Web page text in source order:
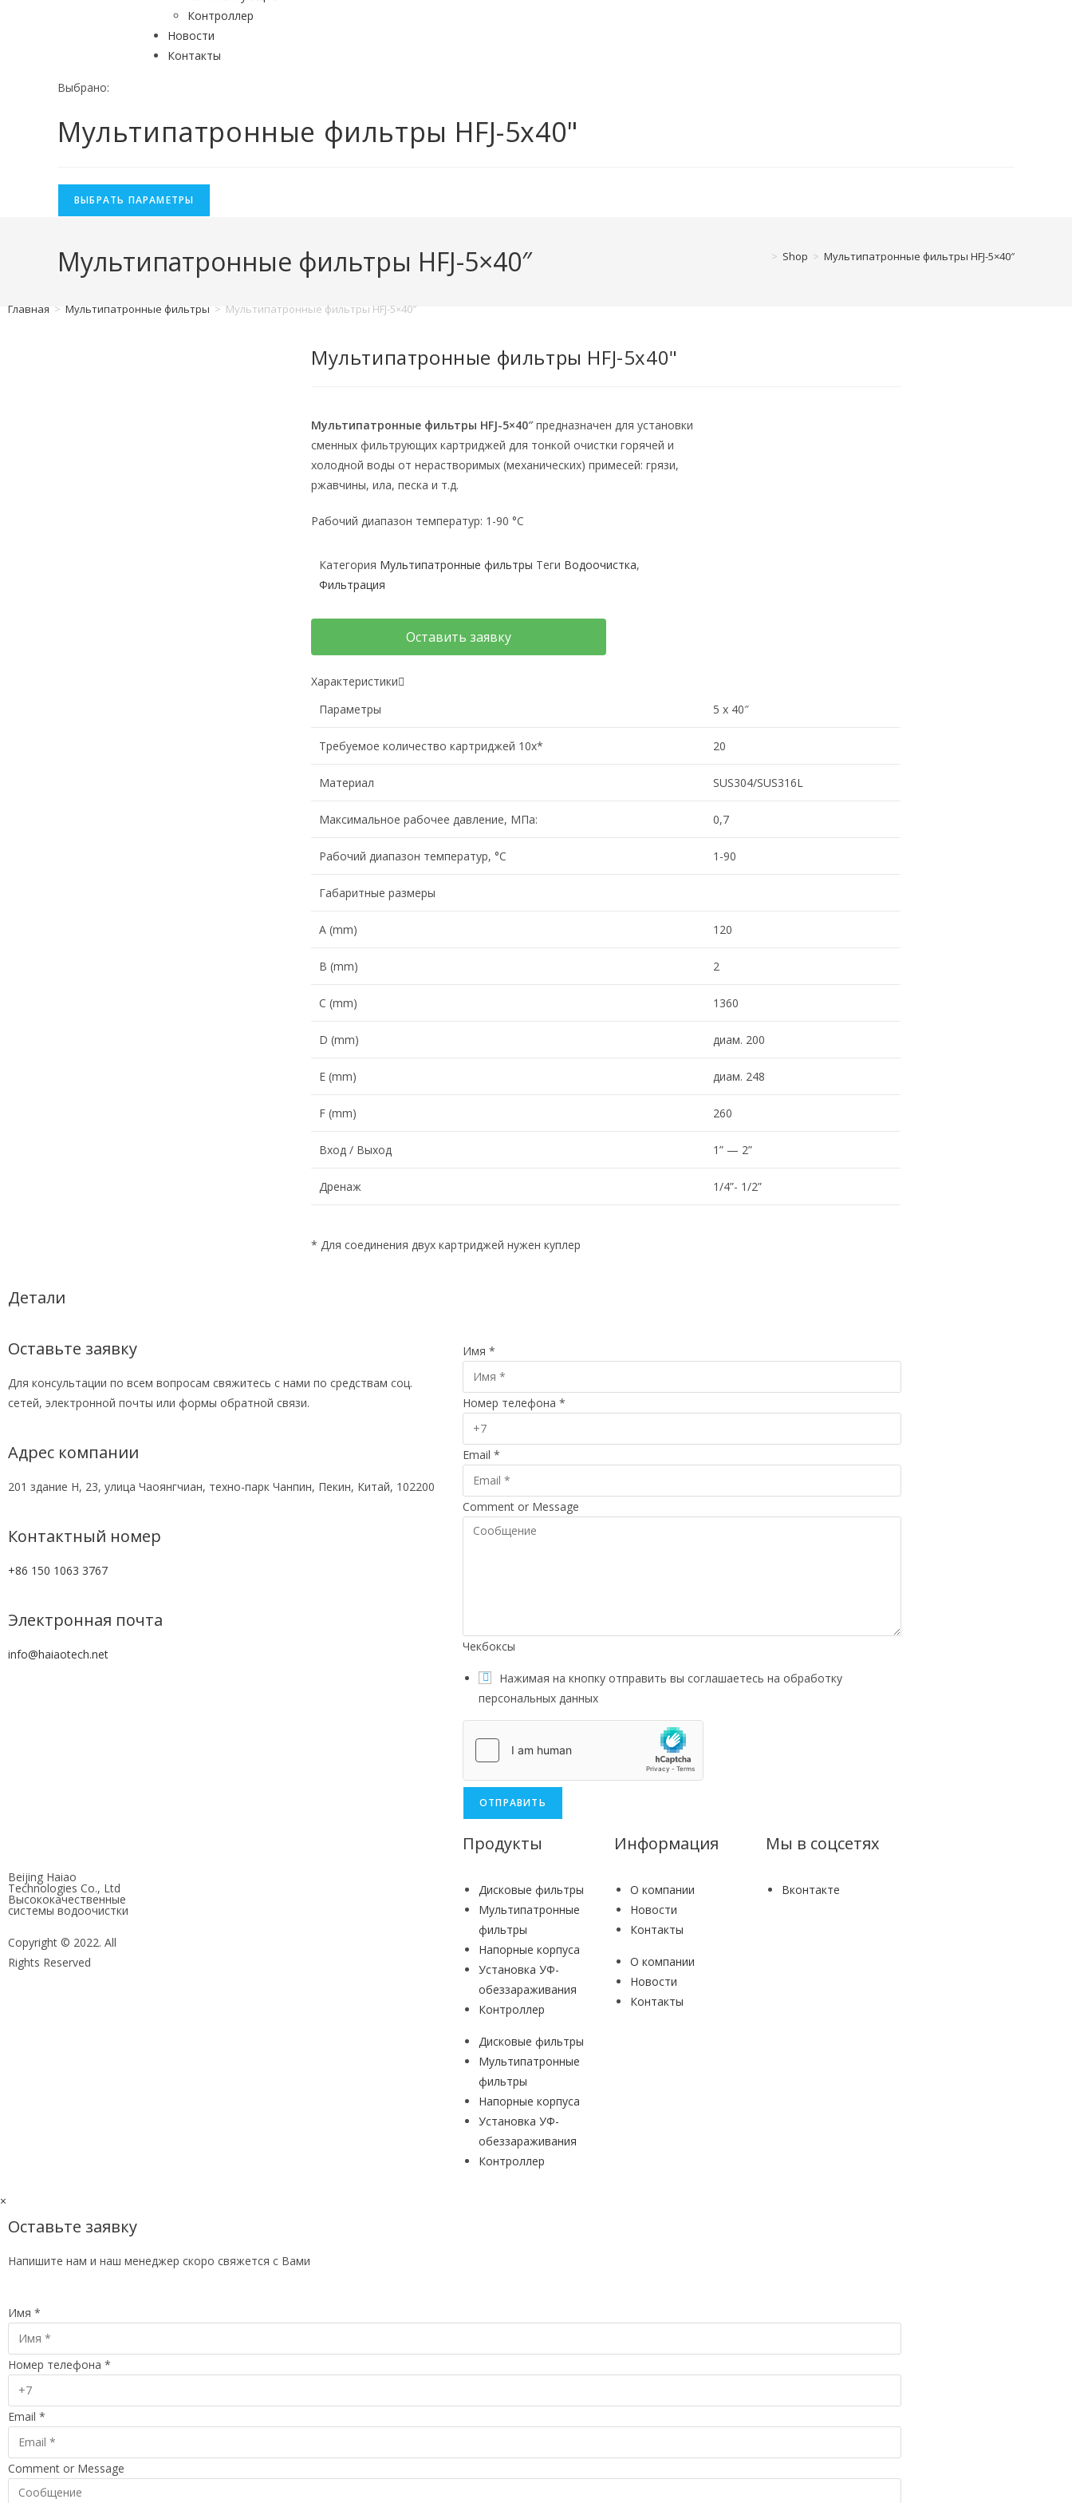
Контроллер
Новости
Контакты
Выбрано:
Мультипатронные фильтры HFJ-5x40"
ВЫБРАТЬ ПАРАМЕТРЫ
Мультипатронные фильтры HFJ-5×40″ > Shop > Мультипатронные фильтры HFJ-5×40″
Главная > Мультипатронные фильтры > Мультипатронные фильтры HFJ-5×40″
Мультипатронные фильтры HFJ-5x40"
Мультипатронные фильтры HFJ-5×40″предназначен для установки
сменных фильтрующих картриджей для тонкой очистки горячей и
холодной воды от нерастворимых (механических) примесей: грязи,
ржавчины, ила, песка и т.д.
Рабочий диапазон температур: 1-90 °C
Категория Мультипатронные фильтры Теги Водоочистка,
Фильтрация
Оставить заявку
Характеристики
Параметры
5 х 40″
Требуемое количество картриджей 10x* 20
Материал SUS304/SUS316L
Максимальное рабочее давление, МПа: 0,7
Рабочий диапазон температур, °C 1-90
Габаритные размеры
А (mm) 120
B (mm) 2
C (mm) 1360
D (mm) диам. 200
E (mm) диам. 248
F (mm) 260
Вход / Выход 1” — 2”
Дренаж 1/4”- 1/2”
* Для соединения двух картриджей нужен куплер
Детали
Оставьте заявку
Для консультации по всем вопросам свяжитесь с нами по средствам соц.
сетей, электронной почты или формы обратной связи.
Адрес компании
201 здание H, 23, улица Чаоянгчиан, техно-парк Чанпин, Пекин, Китай, 102200
Контактный номер
+86 150 1063 3767
Электронная почта
info@haiaotech.net
Имя *
Номер телефона *
Email *
Comment or Message
Чекбоксы
Нажимая на кнопку отправить вы соглашаетесь на обработку
персональных данных
ОТПРАВИТЬ
Beijing Haiao
Technologies Co., Ltd
Высококачественные
системы водоочистки
Copyright © 2022. All
Rights Reserved
Продукты
Дисковые фильтры
Мультипатронные
фильтры
Напорные корпуса
Установка УФ-
обеззараживания
Контроллер
Дисковые фильтры
Мультипатронные
фильтры
Напорные корпуса
Установка УФ-
обеззараживания
Контроллер
Информация
О компании
Новости
Контакты
О компании
Новости
Контакты
Мы в соцсетях
Вконтакте
×
Оставьте заявку
Напишите нам и наш менеджер скоро свяжется с Вами
Имя *
Номер телефона *
Email *
Comment or Message